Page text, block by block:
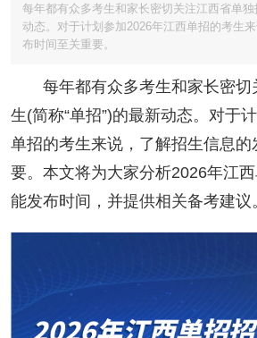
每年都有众多考生和家长密切关注江西省单独
动态。对于计划参加2026年江西单招的考生
布时间至关重要。
每年都有众多考生和家长密切
生(简称“单招”)的最新动态。对于
单招的考生来说，了解招生信息的
要。本文将为大家分析2026年江
能发布时间，并提供相关备考建议